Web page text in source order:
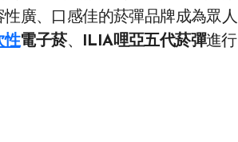
廣、口感佳的菸彈品牌成為眾人
性電子菸、 ILIA哩亞五代菸彈進行